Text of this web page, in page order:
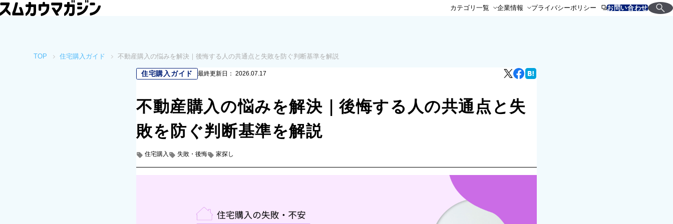
カテゴリ一覧 企業情報 プライバシーポリシー お問い合わせ
TOP 住宅購入ガイド 不動産購入の悩みを解決｜後悔する人の共通点と失敗を防ぐ判断基準を解説
住宅購入ガイド 最終更新日： 2026.07.17
不動産購入の悩みを解決｜後悔する人の共通点と失
敗を防ぐ判断基準を解説
住宅購入 失敗・後悔 家探し